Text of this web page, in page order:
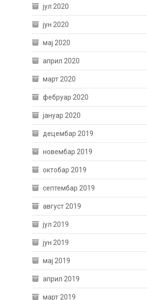
јул 2020
јун 2020
мај 2020
април 2020
март 2020
фебруар 2020
јануар 2020
децембар 2019
новембар 2019
октобар 2019
септембар 2019
август 2019
јул 2019
јун 2019
мај 2019
април 2019
март 2019